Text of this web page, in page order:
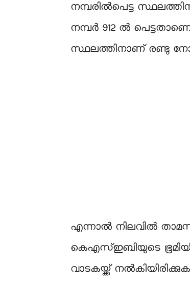
നമ്പരിൽപെട്ട
നമ്പർ 912 ൽ
സ്ഥലത്തിനാണ് രണ്ടു
എന്നാൽ നിലവിൽ
കെഎസ്ഇബിയുടെ ഭൂമിയിൽ
വാടകയ്ക്ക്